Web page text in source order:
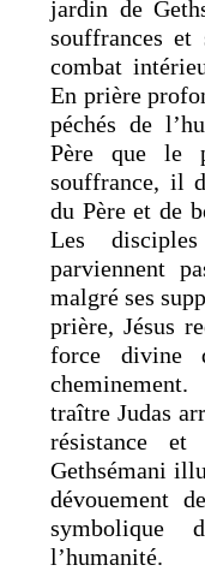
jardin de
souffrances
combat
En prière
péchés de
Père que le
souffrance, il
du Père et de
Les
parviennent
malgré ses
prière, Jésus
force divine
traître Judas
résistance
Gethsémani
dévouement
symbolique
l’humanité.